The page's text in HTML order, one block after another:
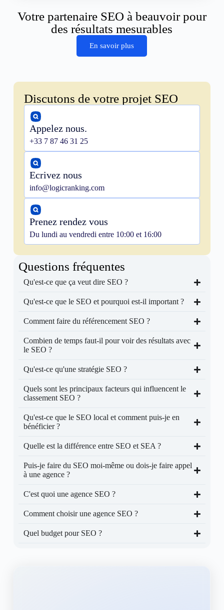
Votre partenaire SEO à beauvoir pour
des résultats mesurables
En savoir plus
Discutons de votre projet SEO
Appelez nous.
+33 7 87 46 31 25
Ecrivez nous
info@logicranking.com
Prenez rendez vous
Du lundi au vendredi entre 10:00 et 16:00
Questions fréquentes
Qu'est-ce que ça veut dire SEO ?
Qu'est-ce que le SEO et pourquoi est-il important ?
Comment faire du référencement SEO ?
Combien de temps faut-il pour voir des résultats avec
le SEO ?
Qu'est-ce qu'une stratégie SEO ?
Quels sont les principaux facteurs qui influencent le
classement SEO ?
Qu'est-ce que le SEO local et comment puis-je en
bénéficier ?
Quelle est la différence entre SEO et SEA ?
Puis-je faire du SEO moi-même ou dois-je faire appel
à une agence ?
C'est quoi une agence SEO ?
Comment choisir une agence SEO ?
Quel budget pour SEO ?